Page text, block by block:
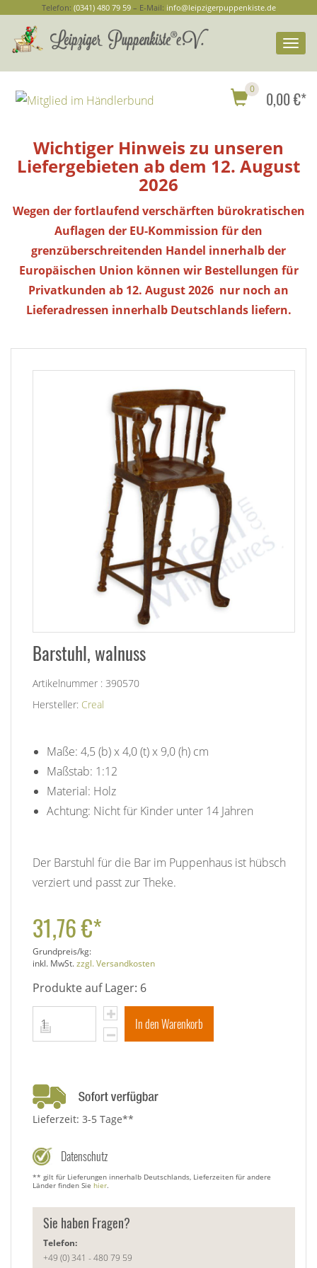
Telefon: (0341) 480 79 59– E-Mail: info@leipzigerpuppenkiste.de
0 0,00 €*
Wichtiger Hinweis zu unseren
Liefergebieten ab dem 12. August
2026
Wegen der fortlaufend verschärften bürokratischen
Auflagen der EU-Kommission für den
grenzüberschreitenden Handel innerhalb der
Europäischen Union können wir Bestellungen für
Privatkunden ab 12. August 2026 nur noch an
Lieferadressen innerhalb Deutschlands liefern.
Barstuhl, walnuss
Artikelnummer : 390570
Hersteller: Creal
Maße: 4,5 (b) x 4,0 (t) x 9,0 (h) cm
Maßstab: 1:12
Material: Holz
Achtung: Nicht für Kinder unter 14 Jahren
Der Barstuhl für die Bar im Puppenhaus ist hübsch
verziert und passt zur Theke.
31,76 €*
Grundpreis/kg:
inkl. MwSt.zzgl. Versandkosten
Produkte auf Lager: 6
In den Warenkorb
Lieferzeit: 3-5 Tage**
Datenschutz
** gilt für Lieferungen innerhalb Deutschlands, Lieferzeiten für andere
Länder finden Sie hier.
Sie haben Fragen?
Telefon:
+49 (0) 341 - 480 79 59